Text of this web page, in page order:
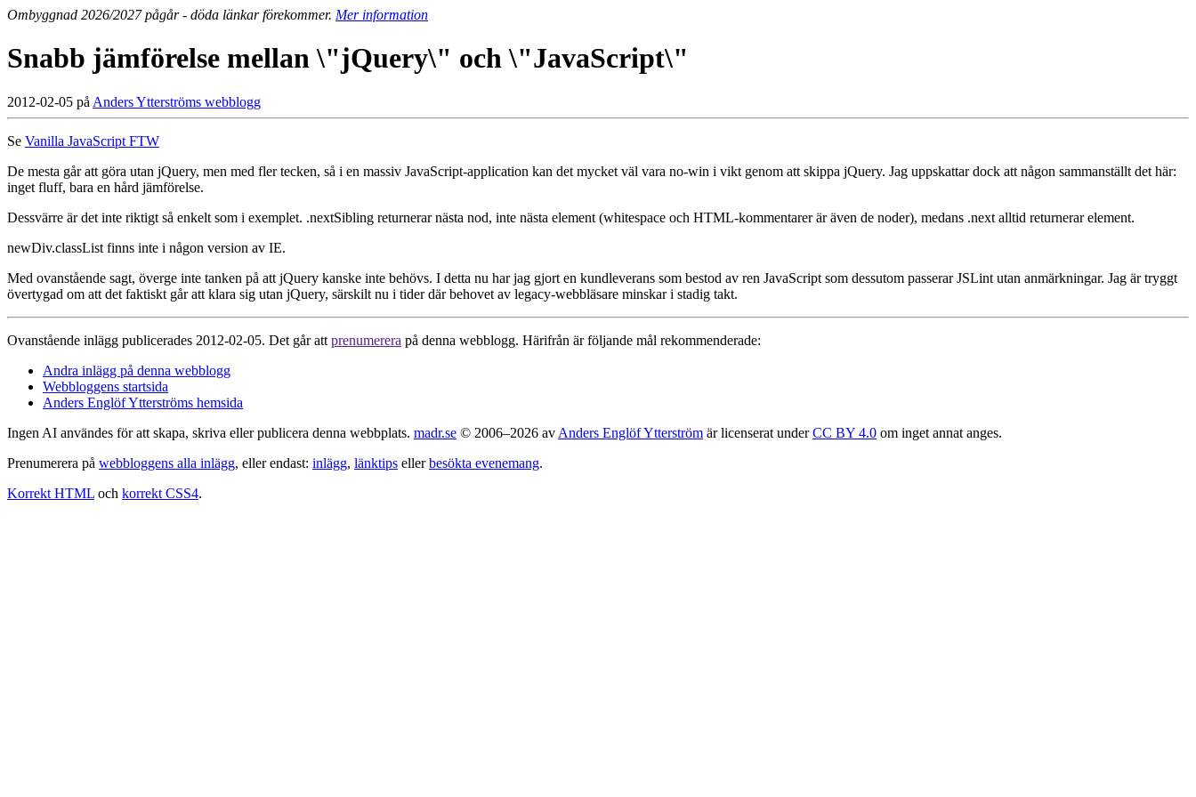
Ombyggnad 2026/2027 pågår - döda länkar förekommer. Mer information
Snabb jämförelse mellan \"jQuery\" och \"JavaScript\"
2012-02-05 på Anders Ytterströms webblogg
Se Vanilla JavaScript FTW
De mesta går att göra utan jQuery, men med fler tecken, så i en massiv JavaScript-application kan det mycket väl vara no-win i vikt genom att skippa jQuery. Jag uppskattar dock att någon sammanställt det här:
inget fluff, bara en hård jämförelse.
Dessvärre är det inte riktigt så enkelt som i exemplet. .nextSibling returnerar nästa nod, inte nästa element (whitespace och HTML-kommentarer är även de noder), medans .next alltid returnerar element.
newDiv.classList finns inte i någon version av IE.
Med ovanstående sagt, överge inte tanken på att jQuery kanske inte behövs. I detta nu har jag gjort en kundleverans som bestod av ren JavaScript som dessutom passerar JSLint utan anmärkningar. Jag är tryggt
övertygad om att det faktiskt går att klara sig utan jQuery, särskilt nu i tider där behovet av legacy-webbläsare minskar i stadig takt.
Ovanstående inlägg publicerades 2012-02-05. Det går att prenumerera på denna webblogg. Härifrån är följande mål rekommenderade:
Andra inlägg på denna webblogg
Webbloggens startsida
Anders Englöf Ytterströms hemsida
Ingen AI användes för att skapa, skriva eller publicera denna webbplats. madr.se © 2006–2026 av Anders Englöf Ytterström är licenserat underCC BY 4.0 om inget annat anges.
Prenumerera på webbloggens alla inlägg, eller endast: inlägg, länktips ellerbesökta evenemang.
Korrekt HTML och korrekt CSS4.